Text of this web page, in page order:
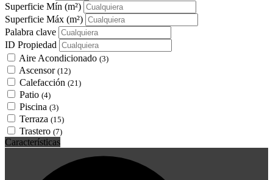
Superficie Mín (m²)
Superficie Máx (m²)
Palabra clave
ID Propiedad
Aire Acondicionado (3)
Ascensor (12)
Calefacción (21)
Patio (4)
Piscina (3)
Terraza (15)
Trastero (7)
Características